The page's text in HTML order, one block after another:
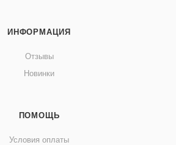
ИНФОРМАЦИЯ
Отзывы
Новинки
ПОМОЩЬ
Условия оплаты